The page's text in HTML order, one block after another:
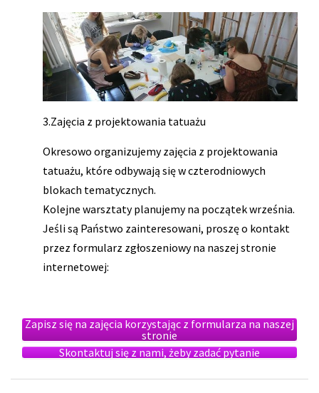
3.Zajęcia z projektowania tatuażu
Okresowo organizujemy zajęcia z projektowania
tatuażu, które odbywają się w czterodniowych
blokach tematycznych.
Kolejne warsztaty planujemy na początek września.
Jeśli są Państwo zainteresowani, proszę o kontakt
przez formularz zgłoszeniowy na naszej stronie
internetowej:
Zapisz się na zajęcia korzystając z formularza na naszej
stronie
Skontaktuj się z nami, żeby zadać pytanie